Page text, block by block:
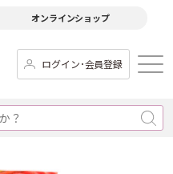
オンラインショップ
ログイン･会員登録